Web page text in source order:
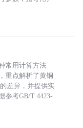
常用计算方法
重点解析了黄铜
差异，并提供实
参考GB/T 4423-